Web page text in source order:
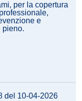
per la copertura
e
pieno.
del 10-04-2026